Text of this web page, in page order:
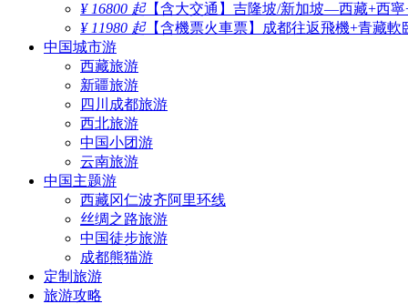
¥ 16800 起【含大交通】吉隆坡/新加坡—西藏+西寧
¥ 11980 起【含機票火車票】成都往返飛機+青藏
中国城市游
西藏旅游
新疆旅游
四川成都旅游
西北旅游
中国小团游
云南旅游
中国主题游
西藏冈仁波齐阿里环线
丝绸之路旅游
中国徒步旅游
成都熊猫游
定制旅游
旅游攻略